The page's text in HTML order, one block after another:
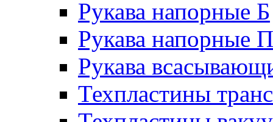
Рукава напорные Б
Рукава напорные П
Рукава
Техпластины